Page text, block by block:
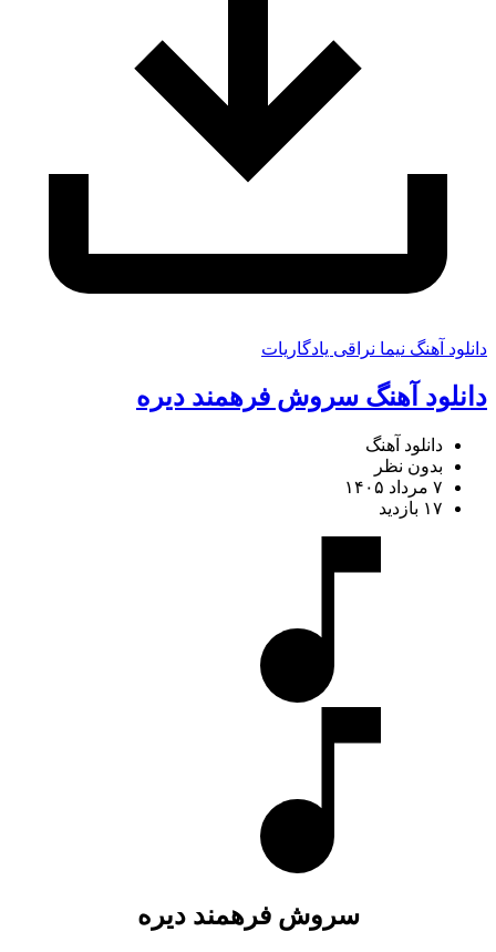
دانلود آهنگ نیما نراقی یادگاریات
دانلود آهنگ سروش فرهمند دیره
دانلود آهنگ
بدون نظر
۷ مرداد ۱۴۰۵
۱۷ بازدید
سروش فرهمند دیره